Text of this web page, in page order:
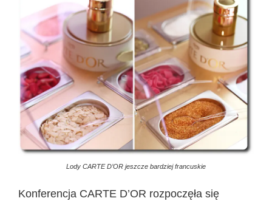
Lody CARTE D’OR jeszcze bardziej francuskie
Konferencja CARTE D’OR rozpoczęła się